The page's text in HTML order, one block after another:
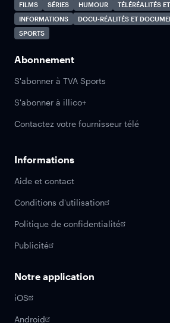
FILMS SÉRIES HUMOUR
TÉLÉRÉALITÉS
INFORMATIONS
DOCU-RÉALITÉS ET
SPORTS
Abonnement
S'abonner à TVA Sports
S'abonner à illico+
Contactez votre fournisseur télé
Informations
Aide et contact
Conditions d'utilisation
Politique de confidentialité
Publicité
Notre application
iOS
Android